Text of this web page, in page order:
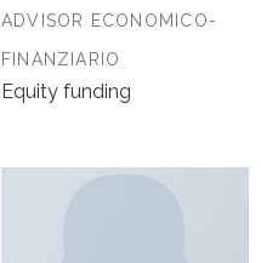
ADVISOR ECONOMICO-
FINANZIARIO
Equity funding